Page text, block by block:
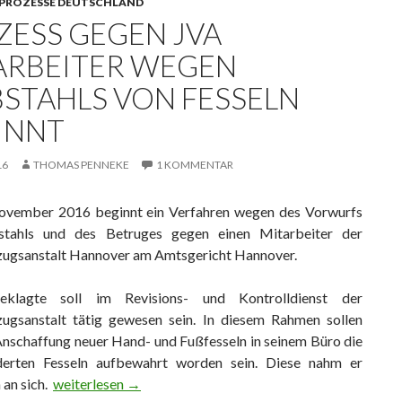
GEGEN JVA
WEGEN
VON FESSELN
THOMAS PENNEKE 1 KOMMENTAR
2016 beginnt ein Verfahren wegen des Vorwurfs
und des Betruges gegen einen Mitarbeiter der
Hannover am Amtsgericht Hannover.
soll im Revisions- und Kontrolldienst der
tätig gewesen sein. In diesem Rahmen sollen
neuer Hand- und Fußfesseln in seinem Büro die
Fesseln aufbewahrt worden sein. Diese nahm er
sich. Prozess gegen JVA Mitarbeiter wegen Diebstahls von
weiterlesen →